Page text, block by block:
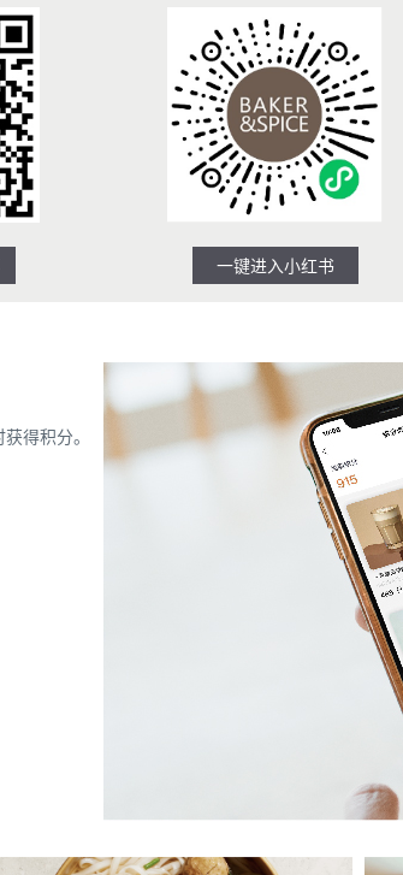
一键进入小红书
得积分。